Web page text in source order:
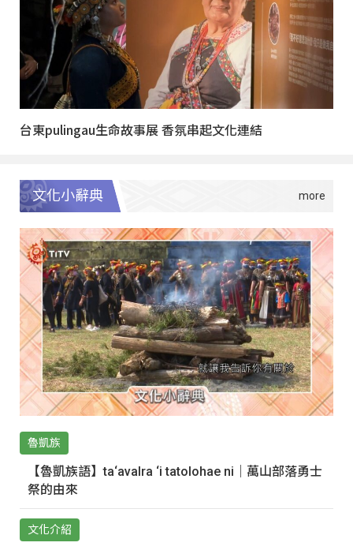
台東pulingau生命故事展 香氛串起文化連結
文化小辭典
魯凱族
【魯凱族語】ta‘avalra ‘i tatolohae ni｜萬山部落勇士
祭的由來
文化介紹